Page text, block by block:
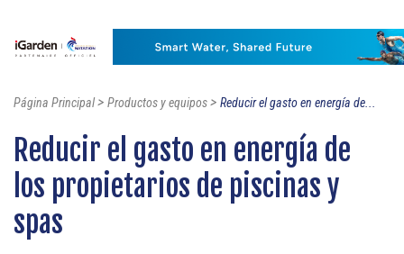
Página Principal> Productos y equipos> Reducir el gasto en energía de...
Reducir el gasto en energía de
los propietarios de piscinas y
spas